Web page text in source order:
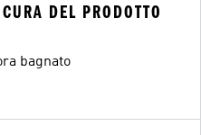
DEL PRODOTTO
bagnato